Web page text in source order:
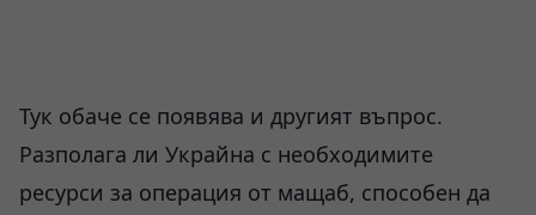
Тук обаче се появява и другият въпрос.
Разполага ли Украйна с необходимите
ресурси за операция от мащаб, способен да